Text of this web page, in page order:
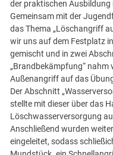
der praktischen
Gemeinsam mit der
das Thema „Löschangriff
wir uns auf dem Festplatz
gemischt und in zwei
„Brandbekämpfung“ nahm
Außenangriff auf das
Der Abschnitt
stellte mit dieser über das
Löschwasserversorgung
Anschließend wurden
eingeleitet, sodass